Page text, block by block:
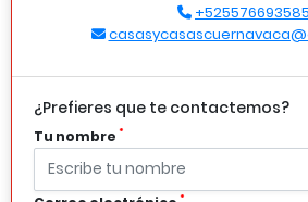
+525576693585
¿Prefieres que te contactemos?
Tu nombre *
*